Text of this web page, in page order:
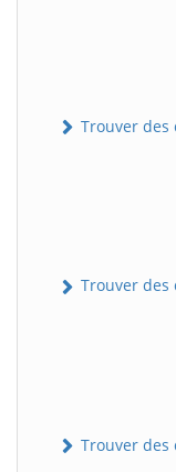
Trouver des
Trouver
Trouver